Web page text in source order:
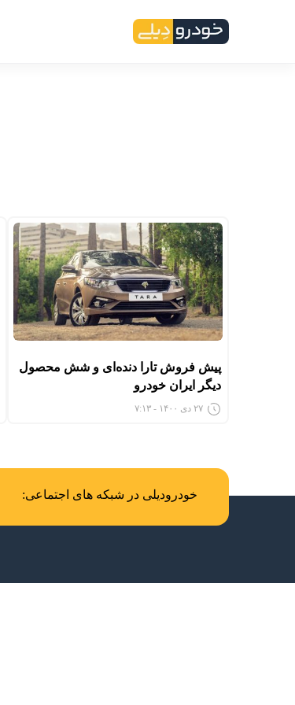
پیش فروش تارا دنده‌ای و شش محصول
دیگر ایران خودرو
۲۷ دی ۱۴۰۰ - ۷:۱۳
خودرودیلی در شبکه های اجتماعی: